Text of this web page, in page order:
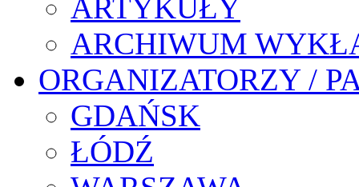
ARTYKUŁY
ARCHIWUM
ORGANIZATORZY /
GDAŃSK
ŁÓDŹ